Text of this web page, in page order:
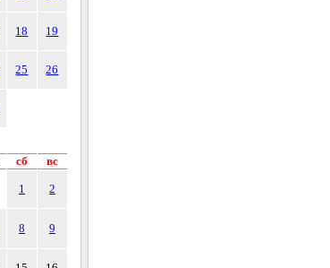
18 19
25 26
сб вс
1 2
8 9